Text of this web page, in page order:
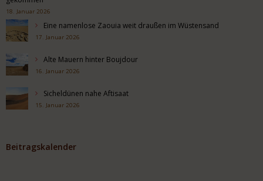
18. Januar 2026
Eine namenlose Zaouia weit draußen im Wüstensand
17. Januar 2026
Alte Mauern hinter Boujdour
16. Januar 2026
Sicheldünen nahe Aftisaat
15. Januar 2026
Beitragskalender